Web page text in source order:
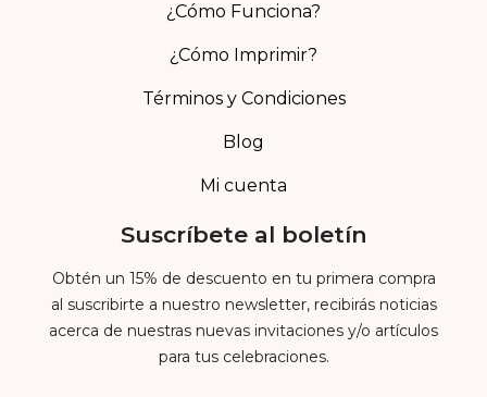
¿Cómo Funciona?
¿Cómo Imprimir?
Términos y Condiciones
Blog
Mi cuenta
Suscríbete al boletín
Obtén un 15% de descuento en tu primera compra
al suscribirte a nuestro newsletter, recibirás noticias
acerca de nuestras nuevas invitaciones y/o artículos
para tus celebraciones.